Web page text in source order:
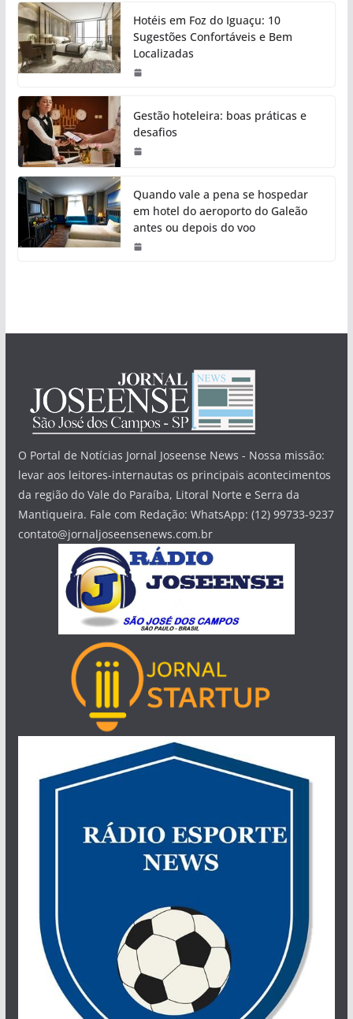
Hotéis em Foz do Iguaçu: 10
Sugestões Confortáveis e Bem
Localizadas
Gestão hoteleira: boas práticas e
desafios
Quando vale a pena se hospedar
em hotel do aeroporto do Galeão
antes ou depois do voo
O Portal de Notícias Jornal Joseense News - Nossa missão:
levar aos leitores-internautas os principais acontecimentos
da região do Vale do Paraíba, Litoral Norte e Serra da
Mantiqueira. Fale com Redação: WhatsApp: (12) 99733-9237
contato@jornaljoseensenews.com.br